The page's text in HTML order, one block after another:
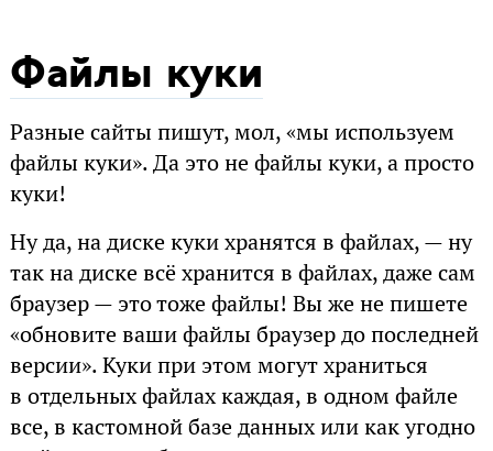
Файлы куки
Разные сайты пишут, мол, «мы используем
файлы куки». Да это не файлы куки, а просто
куки!
Ну да, на диске куки хранятся в файлах, — ну
так на диске всё хранится в файлах, даже сам
браузер — это тоже файлы! Вы же не пишете
«обновите ваши файлы браузер до последней
версии». Куки при этом могут храниться
в отдельных файлах каждая, в одном файле
все, в кастомной базе данных или как угодно